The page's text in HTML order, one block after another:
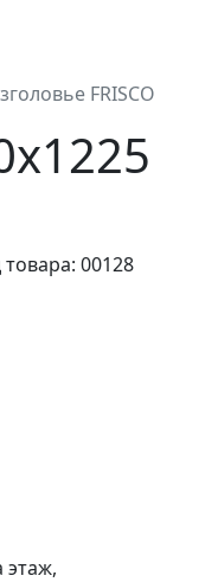
FRISCO
товара: 00128